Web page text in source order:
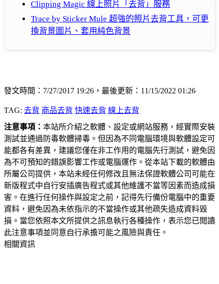
Clipping Magic 線上照片「去背」服務
Trace by Sticker Mule 超強的照片去背工具，可更
換背景圖片、套用純色背景
發文時間：7/27/2017 19:26，最後更新：11/15/2022 01:26
TAG: 去背 商品去背 快速去背 線上去背
注意事項： 本站所介紹之軟體、設定或網站服務，經實際安裝
測試並通過防毒軟體掃毒。但因為不同電腦環境與軟體設定可
能都各有差異，建議您僅在非工作用的電腦先行測試，避免因
為不可預知的錯誤影響工作或電腦運作。從本站下載的軟體由
所屬公司提供，本站未經任何修改且無法保證軟體公司可能在
新版程式中自行安插廣告程式或其他維護不當等因素而造成損
害。在進行任何操作與設定之前，記得先行備份電腦中的重要
資料，避免因為未依指示的不當操作或其他疏失造成資料毀
損。當您依照本文所提供之訊息執行各種操作，表示您已閱讀
此注意事項並同意自行承擔可能之風險與責任。
相關資訊